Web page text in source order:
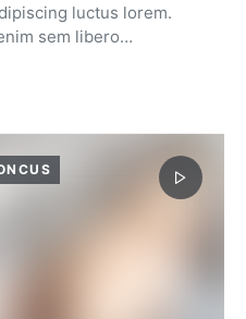
luctus lorem.
sem libero…